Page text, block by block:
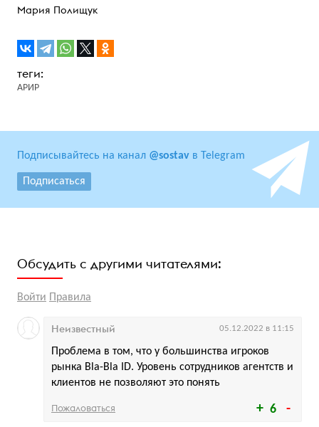
Мария Полищук
АРИР
Подписывайтесь на канал @sostav в Telegram
Подписаться
Обсудить с другими читателями:
Войти Правила
6
Проблема в том, что у большинства игроков
рынка Bla-Bla ID. Уровень сотрудников агентств и
клиентов не позволяют это понять
Неизвестный 05.12.2022 в 11:15
Пожаловаться